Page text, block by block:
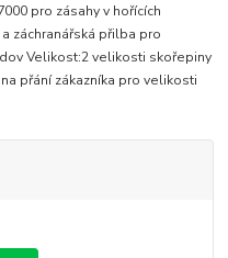
pro zásahy v hořících
záchranářská přilba pro
Velikost:2 velikosti skořepiny
přání zákazníka pro velikosti